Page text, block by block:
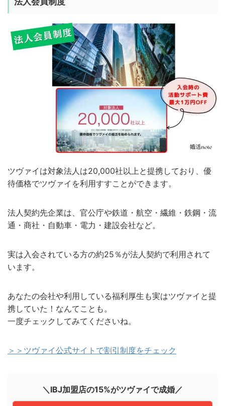
ツヴァイは対象法人は20,000社以上と提携しており、優
待価格でツヴァイを利用すすことができます。
法人契約先企業は、官公庁や鉄道・航空・繊維・鉄鋼・流
通・商社・自動車・電力・建設会社など。
実は入会されている方の約25％が法人契約で利用されて
います。
あなたの会社や利用している福利厚生も実はツヴァイと提
携していた！なんてことも。
一度チェックしてみてくださいね。
＞＞ツヴァイ公式サイトで割引制度をチェック
＼IBJ加盟店の15%がツヴァイで成婚／